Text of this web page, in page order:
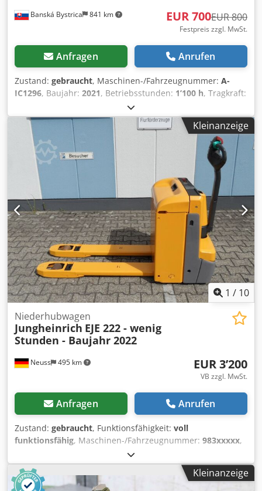
Banská Bystrica 841 km EUR 700EUR 800
Festpreis zzgl. MwSt.
Anfragen Anrufen
Zustand: gebraucht, Maschinen-/Fahrzeugnummer: A-
IC1296, Baujahr: 2021, Betriebsstunden: 1’100 h, Tragkraft:
elektrisch
5186955 Seriennummer: FN974327 Internationaler
Transport möglich / Internationale Lieferung möglich
Crodpszfgcasfx Ahgef
Kleinanzeige
1 / 10
Neuss 495 km
Niederhubwagen
Jungheinrich EJE 222 - wenig
Stunden - Baujahr 2022
EUR 3’200
VB zzgl. MwSt.
Anfragen Anrufen
Zustand: gebraucht, Funktionsfähigkeit: voll
funktionsfähig, Maschinen-/Fahrzeugnummer: 983xxxxx,
, Betriebsstunden:
kg, Hubhöhe:122 mm, Kraftstofftyp:elektrisch,
Gabellänge:
1’150 mm 582 kg, Gesamtlänge:
Kleinanzeige